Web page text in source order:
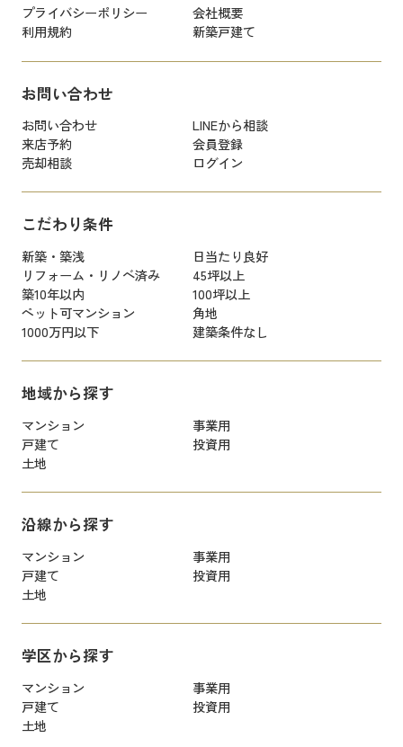
プライバシーポリシー
会社概要
利用規約
新築戸建て
お問い合わせ
お問い合わせ
LINEから相談
来店予約
会員登録
売却相談
ログイン
こだわり条件
新築・築浅
日当たり良好
リフォーム・リノベ済み
45坪以上
築10年以内
100坪以上
ペット可マンション
角地
1000万円以下
建築条件なし
地域から探す
マンション
事業用
戸建て
投資用
土地
沿線から探す
マンション
事業用
戸建て
投資用
土地
学区から探す
マンション
事業用
戸建て
投資用
土地